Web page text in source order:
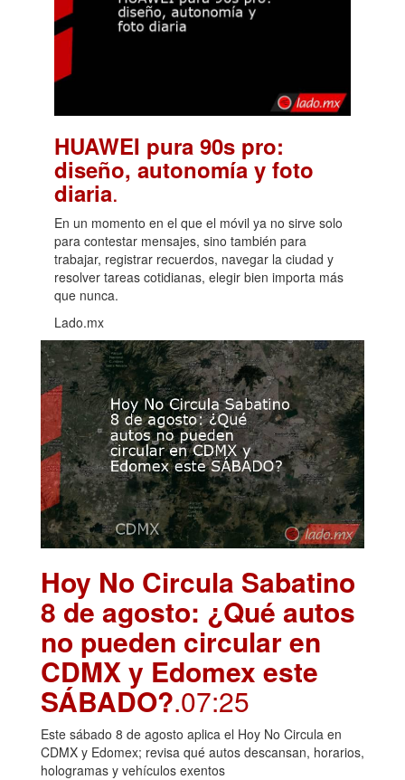
HUAWEI pura 90s pro:
diseño, autonomía y foto
diaria.
En un momento en el que el móvil ya no sirve solo
para contestar mensajes, sino también para
trabajar, registrar recuerdos, navegar la ciudad y
resolver tareas cotidianas, elegir bien importa más
que nunca.
Lado.mx
Hoy No Circula Sabatino
8 de agosto: ¿Qué autos
no pueden circular en
CDMX y Edomex este
SÁBADO?.07:25
Este sábado 8 de agosto aplica el Hoy No Circula en
CDMX y Edomex; revisa qué autos descansan, horarios,
hologramas y vehículos exentos